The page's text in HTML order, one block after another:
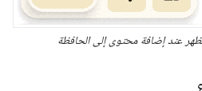
عند إضافة محتوى إلى الحافظة